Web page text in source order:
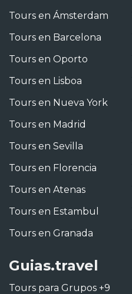
Tours en Ámsterdam
Tours en Barcelona
Tours en Oporto
Tours en Lisboa
Tours en Nueva York
Tours en Madrid
Tours en Sevilla
Tours en Florencia
Tours en Atenas
Tours en Estambul
Tours en Granada
Guias.travel
Tours para Grupos +9